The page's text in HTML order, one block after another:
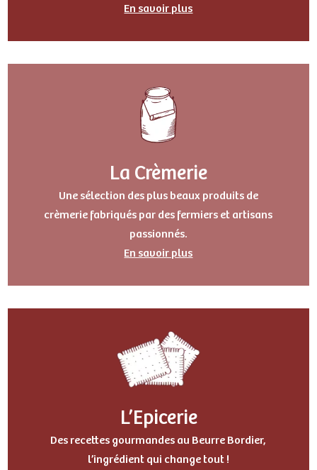
En savoir plus
La Crèmerie
Une sélection des plus beaux produits de
crèmerie fabriqués par des fermiers et artisans
passionnés.
En savoir plus
L’Epicerie
Des recettes gourmandes au Beurre Bordier,
l’ingrédient qui change tout !